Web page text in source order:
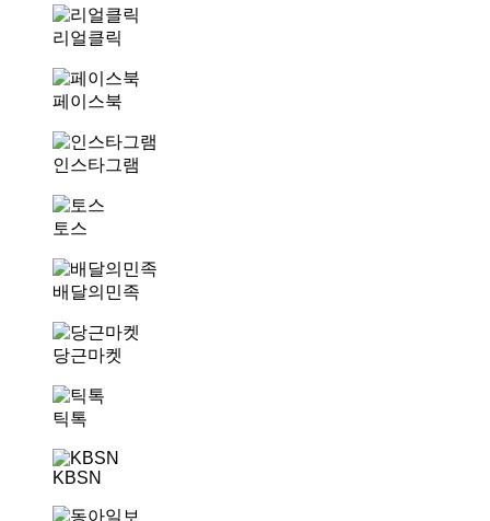
리얼클릭
페이스북
인스타그램
토스
배달의민족
당근마켓
틱톡
KBSN